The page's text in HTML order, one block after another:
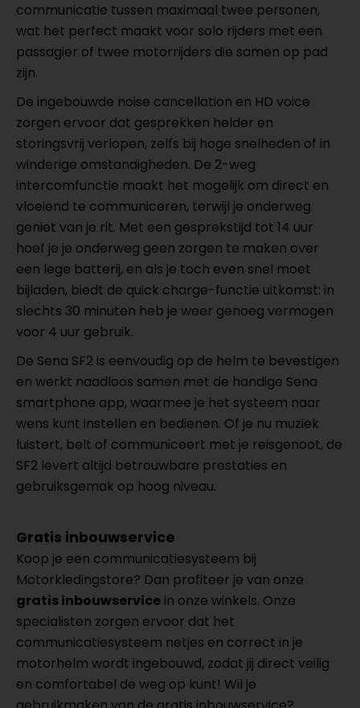
communicatie tussen maximaal twee personen,
wat het perfect maakt voor solo rijders met een
passagier of twee motorrijders die samen op pad
zijn.
De ingebouwde noise cancellation en HD voice
zorgen ervoor dat gesprekken helder en
storingsvrij verlopen, zelfs bij hoge snelheden of in
winderige omstandigheden. De 2-weg
intercomfunctie maakt het mogelijk om direct en
vloeiend te communiceren, terwijl je onderweg
geniet van je rit. Met een gesprekstijd tot 14 uur
hoef je je onderweg geen zorgen te maken over
een lege batterij, en als je toch even snel moet
bijladen, biedt de quick charge-functie uitkomst: in
slechts 30 minuten heb je weer genoeg vermogen
voor 4 uur gebruik.
De Sena SF2 is eenvoudig op de helm te bevestigen
en werkt naadloos samen met de handige Sena
smartphone app, waarmee je het systeem naar
wens kunt instellen en bedienen. Of je nu muziek
luistert, belt of communiceert met je reisgenoot, de
SF2 levert altijd betrouwbare prestaties en
gebruiksgemak op hoog niveau.
Gratis inbouwservice
Koop je een communicatiesysteem bij
Motorkledingstore? Dan profiteer je van onze
gratis inbouwservice in onze winkels. Onze
specialisten zorgen ervoor dat het
communicatiesysteem netjes en correct in je
motorhelm wordt ingebouwd, zodat jij direct veilig
en comfortabel de weg op kunt! Wil je